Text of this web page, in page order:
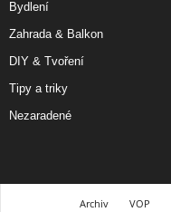
Bydlení
Zahrada & Balkon
DIY & Tvoření
Tipy a triky
Nezaradené
Archiv VOP